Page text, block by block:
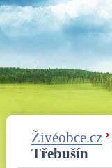
Živéobce.cz
Třebušín